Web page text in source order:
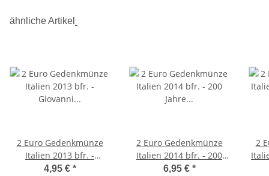
ähnliche Artikel
2 Euro Gedenkmünze
Italien 2013 bfr. -
Giovanni Boccaccio
4,95 € *
2 Euro Gedenkmünze
Italien 2014 bfr. - 200
Jahre Carabinieri
6,95 € *
2